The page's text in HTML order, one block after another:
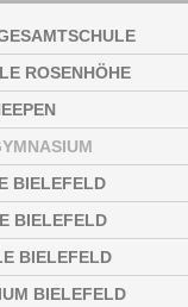
ROSENHÖHE
BIELEFELD
BIELEFELD
BIELEFELD
BIELEFELD